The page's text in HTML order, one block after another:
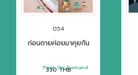
054
ก่อนตายค่อยมาคุยกัน
330 THB
Print On Demand